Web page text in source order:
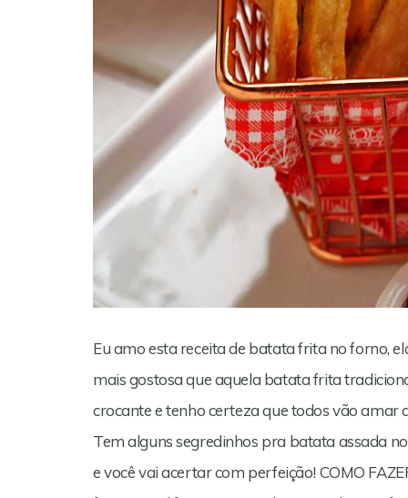
Eu amo esta receita de batata frita no forno,
mais gostosa que aquela batata frita
crocante e tenho certeza que todos vão amar
Tem alguns segredinhos pra batata assada
e você vai acertar com perfeição! COMO